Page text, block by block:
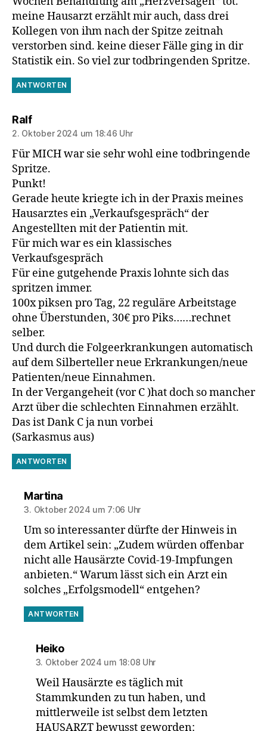
meine Hausarzt erzählt mir auch, dass drei
Kollegen von ihm nach der Spitze zeitnah
verstorben sind. keine dieser Fälle ging in dir
Statistik ein. So viel zur todbringenden Spritze.
ANTWORTEN
Ralfsagt:
2. Oktober 2024 um 18:46 Uhr
Für MICH war sie sehr wohl eine todbringende
Spritze.
Punkt!
Gerade heute kriegte ich in der Praxis meines
Hausarztes ein „Verkaufsgespräch“ der
Angestellten mit der Patientin mit.
Für mich war es ein klassisches
Verkaufsgespräch
Für eine gutgehende Praxis lohnte sich das
spritzen immer.
100x piksen pro Tag, 22 reguläre Arbeitstage
ohne Überstunden, 30€ pro Piks……rechnet
selber.
Und durch die Folgeerkrankungen automatisch
auf dem Silberteller neue Erkrankungen/neue
Patienten/neue Einnahmen.
In der Vergangeheit (vor C )hat doch so mancher
Arzt über die schlechten Einnahmen erzählt.
Das ist Dank C ja nun vorbei
(Sarkasmus aus)
ANTWORTEN
Martinasagt:
3. Oktober 2024 um 7:06 Uhr
Um so interessanter dürfte der Hinweis in
dem Artikel sein: „Zudem würden offenbar
nicht alle Hausärzte Covid-19-Impfungen
anbieten.“ Warum lässt sich ein Arzt ein
solches „Erfolgsmodell“ entgehen?
ANTWORTEN
Heikosagt:
3. Oktober 2024 um 18:08 Uhr
Weil Hausärzte es täglich mit
Stammkunden zu tun haben, und
mittlerweile ist selbst dem letzten
HAUSARZT bewusst geworden: